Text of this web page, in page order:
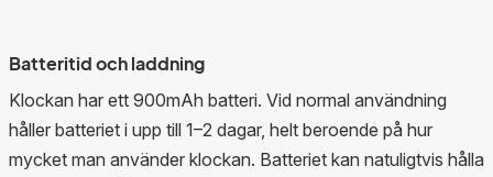
Batteritid och laddning
Klockan har ett 900mAh batteri. Vid normal användning
håller batteriet i upp till 1–2 dagar, helt beroende på hur
mycket man använder klockan. Batteriet kan natuligtvis hålla